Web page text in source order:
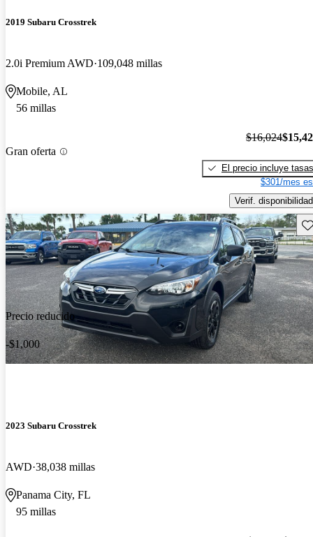
2019 Subaru Crosstrek
2.0i Premium AWD 109,048 millas
Mobile, AL
56 millas
Gran oferta
$16,024
El precio incluye tasas
$301/mes
Verif. disponibilidad
Precio reducido
-$1,000
2023 Subaru Crosstrek
AWD 38,038 millas
Panama City, FL
95 millas